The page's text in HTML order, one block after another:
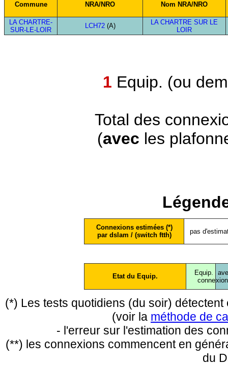
Commune NRA/NRO Nom NRA/NRO
LA CHARTRE-
SUR-LE-LOIR
LCH72(A)
LA CHARTRE SUR LE
LOIR
1 Equip. (ou
Total des
(avec les
Connexions estimées (*)
par dslam / (switch ftth)
pas
Etat du Equip.
Equip.
conne
(*) Les tests quotidiens (du soir)
(voir la méthode de
- l'erreur sur l'estimation des
(**) les connexions commencent en
du